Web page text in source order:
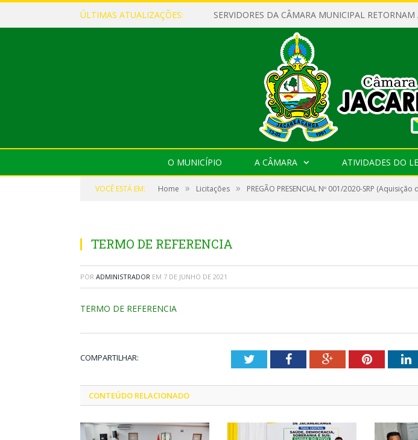
ÚLTIMAS ATUALIZAÇÕES:
O MUNICÍPIO A CÂMARA ATIVIDADES DO
VOCÊ ESTÁ EM: Home » Licitações » PREGÃO PRESENCIAL Nº 001/2020-SRP
TERMO DE REFERENCIA
POR ADMINISTRADOR EM 7 DE JUNHO DE 2021
TERMO DE REFERENCIA
COMPARTILHAR: TwitterFacebookGoogle+Pinterest
CONTEÚDO RELACIONADO